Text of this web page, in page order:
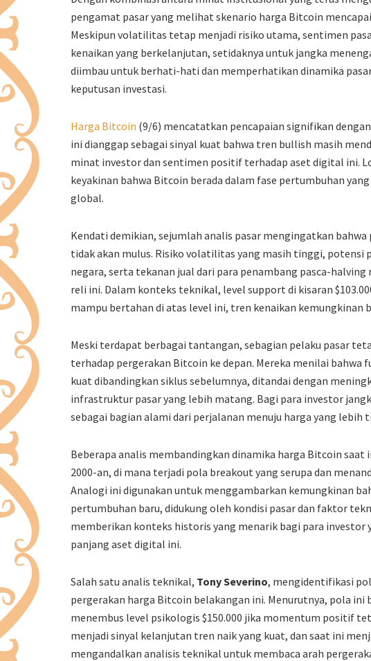
pengamat pasar yang melihat skenario harga Bitcoin
Meskipun volatilitas tetap menjadi risiko utama, sentimen
kenaikan yang berkelanjutan, setidaknya untuk jangka
diimbau untuk berhati-hati dan memperhatikan dinamika
keputusan investasi.
Harga Bitcoin (9/6) mencatatkan pencapaian signifikan
ini dianggap sebagai sinyal kuat bahwa tren bullish masih
minat investor dan sentimen positif terhadap aset digital ini.
keyakinan bahwa Bitcoin berada dalam fase pertumbuhan
global.
Kendati demikian, sejumlah analis pasar mengingatkan
tidak akan mulus. Risiko volatilitas yang masih tinggi, potensi
negara, serta tekanan jual dari para penambang pasca-
reli ini. Dalam konteks teknikal, level support di kisaran
mampu bertahan di atas level ini, tren kenaikan kemungkinan
Meski terdapat berbagai tantangan, sebagian pelaku pasar
terhadap pergerakan Bitcoin ke depan. Mereka menilai
kuat dibandingkan siklus sebelumnya, ditandai dengan
infrastruktur pasar yang lebih matang. Bagi para investor
sebagai bagian alami dari perjalanan menuju harga yang lebih
Beberapa analis membandingkan dinamika harga Bitcoin saat
2000-an, di mana terjadi pola breakout yang serupa dan
Analogi ini digunakan untuk menggambarkan kemungkinan
pertumbuhan baru, didukung oleh kondisi pasar dan faktor
memberikan konteks historis yang menarik bagi para
panjang aset digital ini.
Salah satu analis teknikal, Tony Severino, mengidentifikasi
pergerakan harga Bitcoin belakangan ini. Menurutnya, pola
menembus level psikologis $150.000 jika momentum positif
menjadi sinyal kelanjutan tren naik yang kuat, dan saat ini
mengandalkan analisis teknikal untuk membaca arah